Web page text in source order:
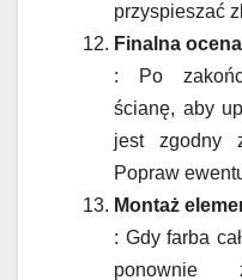
przyspieszać
Finalna ocena
: Po
ścianę, aby
jest zgodny
Popraw
Montaż
: Gdy farba
ponownie